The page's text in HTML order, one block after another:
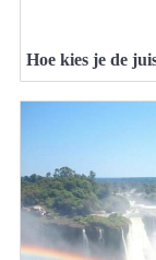
Hoe kies je de